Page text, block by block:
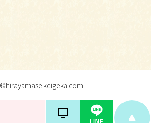
©hirayamaseikeigeka.com